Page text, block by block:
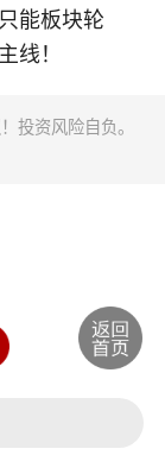
能板块轮
线！
投资风险自负。